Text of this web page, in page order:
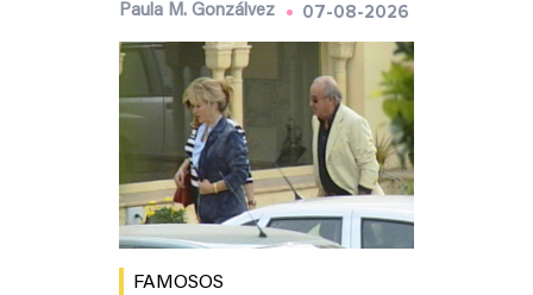
Paula M. Gonzálvez 07-08-2026
FAMOSOS